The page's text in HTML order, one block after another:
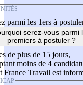
parmi les 1ers à
serez-vous parmi
premiers à postuler ?
de plus de 15 jours,
moins de 4
France Travail est